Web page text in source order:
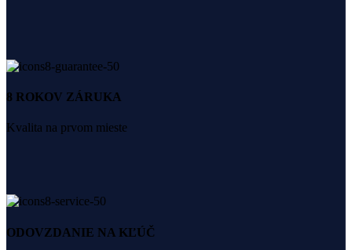
8 ROKOV ZÁRUKA
Kvalita na prvom mieste
ODOVZDANIE NA KĽÚČ